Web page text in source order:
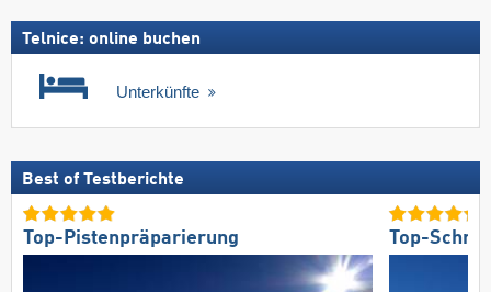
Telnice: online buchen
Unterkünfte
Best of Testberichte
Top-Pistenpräparierung Top-